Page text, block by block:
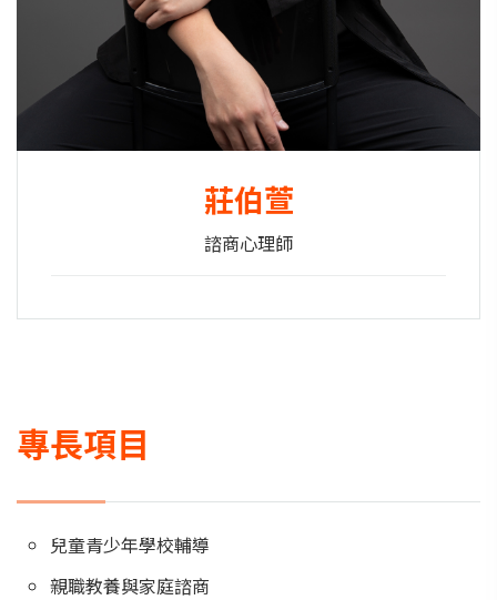
莊伯萱
諮商心理師
專長項目
兒童青少年學校輔導
親職教養與家庭諮商